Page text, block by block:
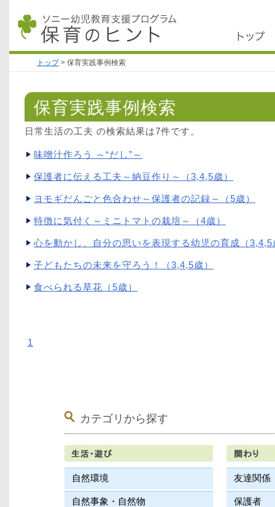
トップ> 保育実践事例検索
保育実践事例検索
日常生活の工夫 の検索結果は7件です。
味噌汁作ろう ～“だし”～
保護者に伝える工夫～納豆作り～（3,4,5歳）
ヨモギだんごと色合わせ～保護者の記録～（5歳）
特徴に気付く～ミニトマトの栽培～（4歳）
心を動かし、自分の思いを表現する幼児の育成（
子どもたちの未来を守ろう！（3,4,5歳）
食べられる草花（5歳）
1
カテゴリから探す
自然環境
自然事象・自然物
友達関係
保護者